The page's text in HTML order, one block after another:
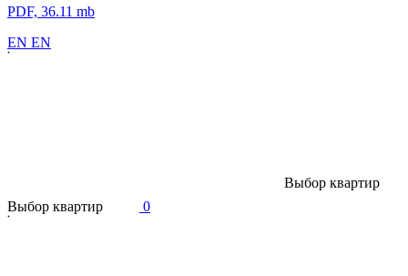
PDF, 36.11 mb
EN EN
Выбор квартир
Выбор квартир 0